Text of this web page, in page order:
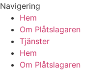
Navigering
Hem
Om Plåtslagaren
Tjänster
Hem
Om Plåtslagaren